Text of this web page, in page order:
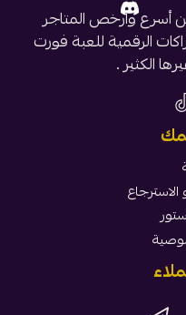
أسرع وأرخص المتاجر
الرقمية للعبة فورت
الكثير .